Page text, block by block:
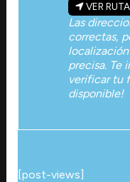
VER
Las
correctas,
precisa. Te
verificar tu
disponible!
[post-views]